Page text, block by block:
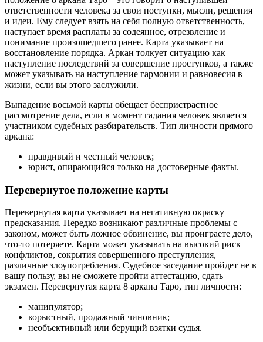
ответственности человека за свои поступки, мысли, решения
и идеи. Ему следует взять на себя полную ответственность,
наступает время расплаты за содеянное, отрезвление и
понимание произошедшего ранее. Карта указывает на
восстановление порядка. Аркан толкует ситуацию как
наступление последствий за совершение проступков, а также
может указывать на наступление гармонии и равновесия в
жизни, если вы этого заслужили.
Выпадение восьмой карты обещает беспристрастное
рассмотрение дела, если в момент гадания человек является
участником судебных разбирательств. Тип личности прямого
аркана:
правдивый и честный человек;
юрист, опирающийся только на достоверные факты.
Перевернутое положение карты
Перевернутая карта указывает на негативную окраску
предсказания. Нередко возникают различные проблемы с
законом, может быть ложное обвинение, вы проиграете дело,
что-то потеряете. Карта может указывать на высокий риск
конфликтов, сокрытия совершенного преступления,
различные злоупотребления. Судебное заседание пройдет не в
вашу пользу, вы не сможете пройти аттестацию, сдать
экзамен. Перевернутая карта 8 аркана Таро, тип личности:
манипулятор;
корыстный, продажный чиновник;
необъективный или берущий взятки судья.